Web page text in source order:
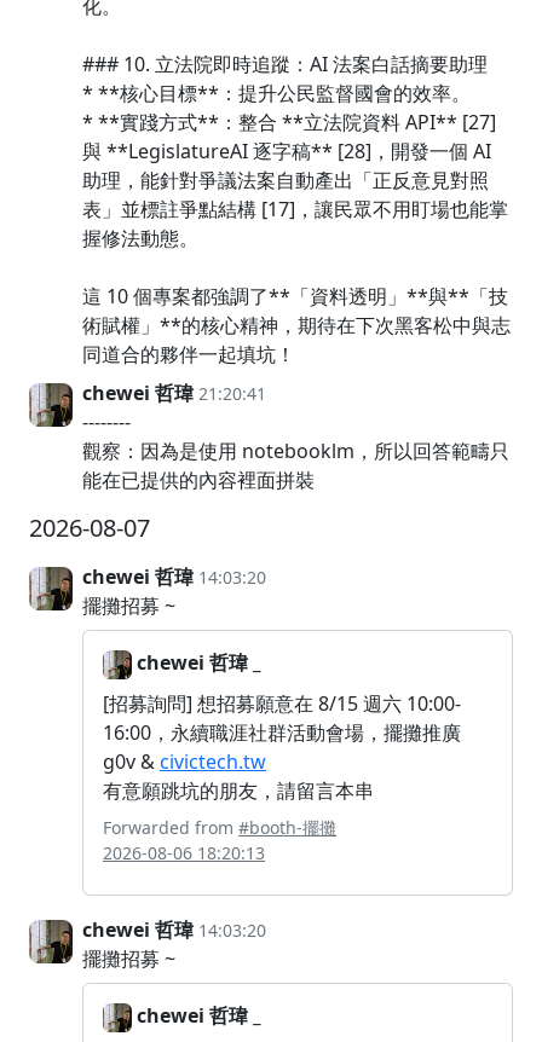
化。
### 10. 立法院即時追蹤：AI 法案白話摘要助理
* **核心目標**：提升公民監督國會的效率。
* **實踐方式**：整合 **立法院資料 API** [27]
與 **LegislatureAI 逐字稿** [28]，開發一個 AI
助理，能針對爭議法案自動產出「正反意見對照
表」並標註爭點結構 [17]，讓民眾不用盯場也能掌
握修法動態。
這 10 個專案都強調了**「資料透明」**與**「技
術賦權」**的核心精神，期待在下次黑客松中與志
同道合的夥伴一起填坑！
chewei 哲瑋 21:20:41
--------
觀察：因為是使用 notebooklm，所以回答範疇只
能在已提供的內容裡面拼裝
2026-08-07
chewei 哲瑋 14:03:20
擺攤招募 ~
chewei 哲瑋 _
[招募詢問] 想招募願意在 8/15 週六 10:00-
16:00，永續職涯社群活動會場，擺攤推廣
g0v &civictech.tw
有意願跳坑的朋友，請留言本串
Forwarded from #booth-擺攤
2026-08-06 18:20:13
chewei 哲瑋 14:03:20
擺攤招募 ~
chewei 哲瑋 _